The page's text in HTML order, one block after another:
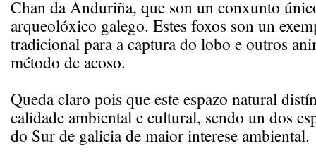
Chan da Anduriña, que son un conxunto
arqueolóxico galego. Estes foxos son un
tradicional para a captura do lobo e outros
método de acoso.
Queda claro pois que este espazo natural
calidade ambiental e cultural, sendo un dos
do Sur de galicia de maior interese ambiental.